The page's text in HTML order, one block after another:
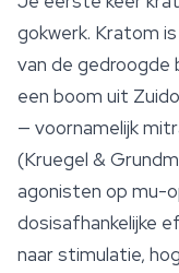
gokwerk. Kratom
van de gedroogde
een boom uit
— voornamelijk
(Kruegel &
agonisten op mu-
dosisafhankelijke
naar stimulatie,